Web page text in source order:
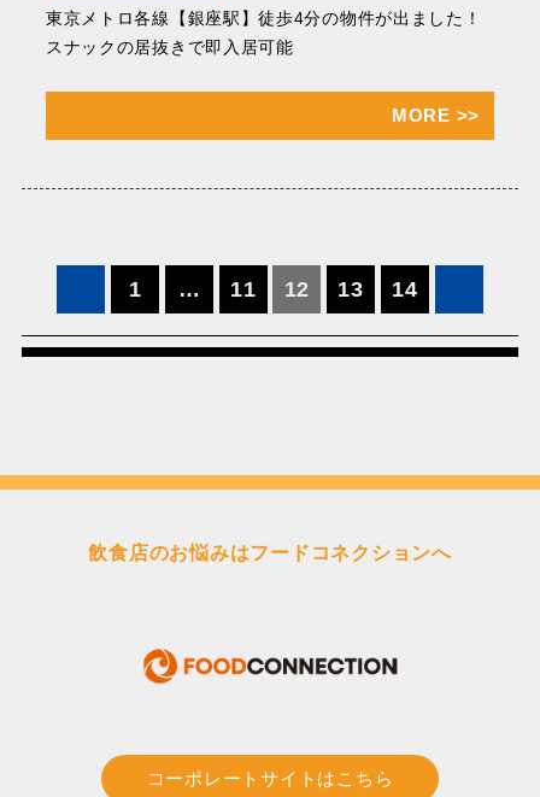
東京メトロ各線【銀座駅】徒歩4分の物件が出ました！
スナックの居抜きで即入居可能
MORE >>
の
1 … 11 12 13 14
飲食店のお悩みはフードコネクションへ
コーポレートサイトはこちら